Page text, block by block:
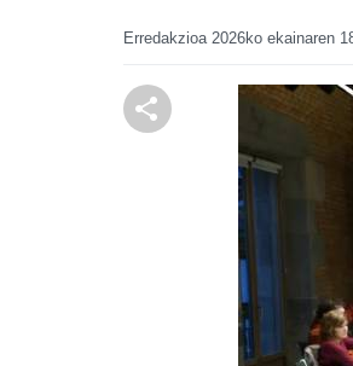
Erredakzioa 2026ko ekainaren